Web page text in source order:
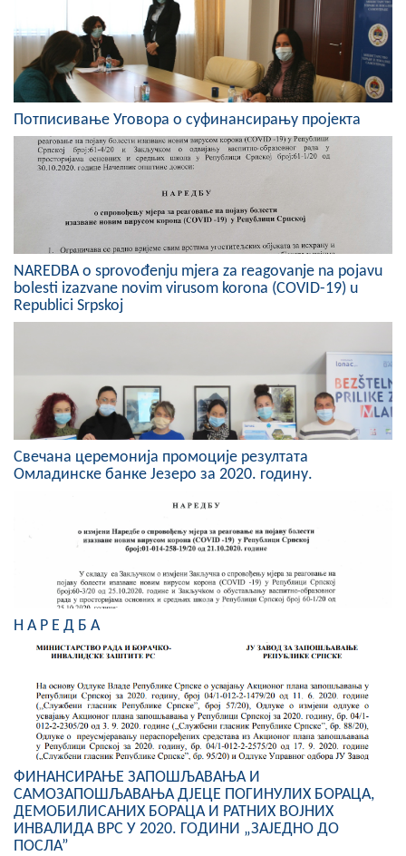
ИНФО
Вијести
Активности
Јавни позиви
Обавјештења
Заштита од пожара
COVID 19
Геоистраживања
ПРИВРЕДА
Пољопривреда
Туризам
ЦИВИЛНА ЗАШТИТА
КОНТАКТ
Потписивање Уговора о суфинансирању пројекта
NAREDBA o sprovođenju mjera za reagovanje na pojavu
bolesti izazvane novim virusom korona (COVID-19) u
Republici Srpskoj
Свечана церемонија промоције резултата
Омладинске банке Језеро за 2020. годину.
Н А Р Е Д Б А
ФИНАНСИРАЊЕ ЗАПОШЉАВАЊА И
САМОЗАПОШЉАВАЊА ДЈЕЦЕ ПОГИНУЛИХ БОРАЦА,
ДЕМОБИЛИСАНИХ БОРАЦА И РАТНИХ ВОЈНИХ
ИНВАЛИДА ВРС У 2020. ГОДИНИ „ЗАЈЕДНО ДО
ПОСЛА”